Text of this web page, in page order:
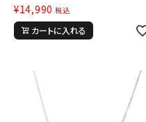
詳しい条件から探す
¥14,990 税込
カートに入れる